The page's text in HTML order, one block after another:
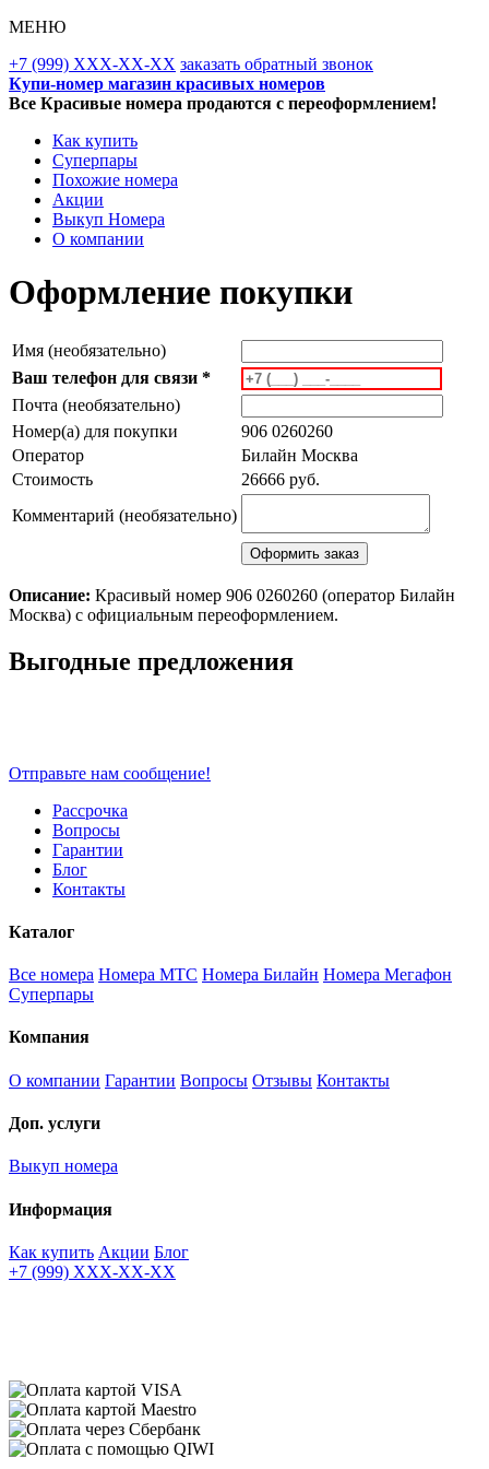
МЕНЮ
+7 (999) XXX-XX-XX заказать обратный звонок
Купи-номер магазин красивых номеров
Все Красивые номера продаются с переоформлением!
Как купить
Суперпары
Похожие номера
Акции
Выкуп Номера
О компании
Оформление покупки
Имя (необязательно)
Ваш телефон для связи *
Почта (необязательно)
Номер(а) для покупки
906 0260260
Оператор
Билайн Москва
Стоимость
26666 руб.
Комментарий (необязательно)
Описание: Красивый номер 906 0260260 (оператор Билайн
Москва) с официальным переоформлением.
Scroll
Up
Выгодные предложения
Отправьте нам сообщение!
Рассрочка
Вопросы
Гарантии
Блог
Контакты
Каталог
Все номера Номера МТС Номера Билайн Номера Мегафон
Суперпары
Компания
О компании Гарантии Вопросы Отзывы Контакты
Доп. услуги
Выкуп номера
Информация
Как купить Акции Блог
+7 (999) XXX-XX-XX